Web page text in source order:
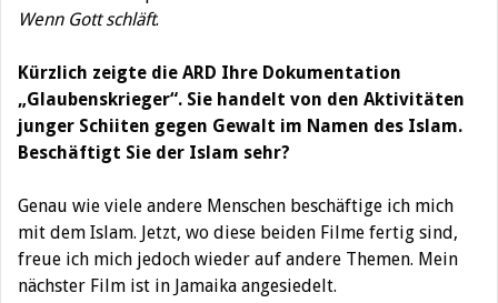
Wenn Gott schläft.
Kürzlich zeigte die ARD Ihre Dokumentation
„Glaubenskrieger“. Sie handelt von den Aktivitäten
junger Schiiten gegen Gewalt im Namen des Islam.
Beschäftigt Sie der Islam sehr?
Genau wie viele andere Menschen beschäftige ich mich
mit dem Islam. Jetzt, wo diese beiden Filme fertig sind,
freue ich mich jedoch wieder auf andere Themen. Mein
nächster Film ist in Jamaika angesiedelt.